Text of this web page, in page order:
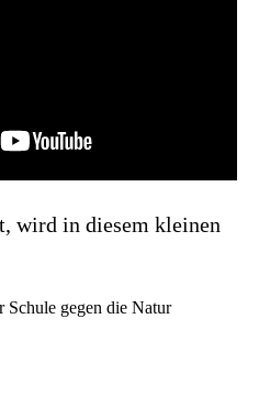
wird in diesem kleinen
Schule gegen die Natur